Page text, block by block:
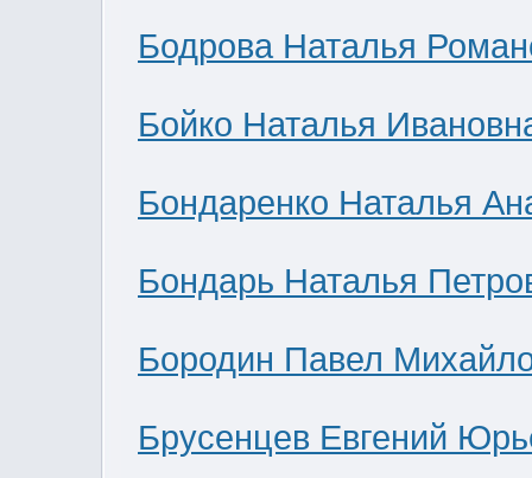
Бодрова Наталья
Бойко Наталья
Бондаренко Наталья
Бондарь Наталья
Бородин Павел
Брусенцев Евгений